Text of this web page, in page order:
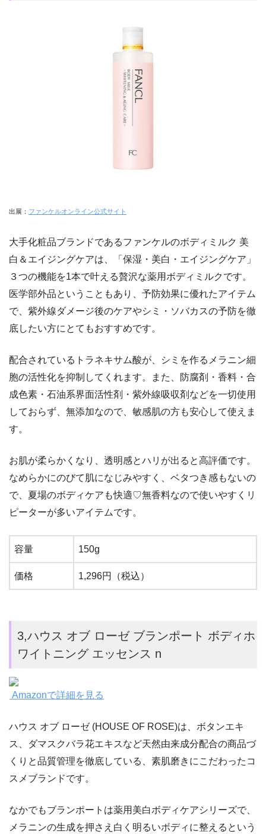
出展： ファンケルオンライン公式サイト
大手化粧品ブランドであるファンケルのボディミルク 美
白＆エイジングケアは、「保湿・美白・エイジングケア」
３つの機能を1本で叶える贅沢な薬用ボディミルクです。
医学部外品ということもあり、予防効果に優れたアイテム
で、紫外線ダメージ後のケアやシミ・ソバカスの予防を徹
底したい方にとてもおすすめです。
配合されているトラネキサム酸が、シミを作るメラニン細
胞の活性化を抑制してくれます。また、防腐剤・香料・合
成色素・石油系界面活性剤・紫外線吸収剤などを一切使用
しておらず、無添加なので、敏感肌の方も安心して使えま
す。
お肌が柔らかくなり、透明感とハリが出ると高評価です。
なめらかにのびて肌になじみやすく、ベタつき感もないの
で、夏場のボディケアも快適♡無香料なので使いやすくリ
ピーターが多いアイテムです。
容量 150g
価格 1,296円（税込）
3,ハウス オブ ローゼ ブランポート ボディホ
ワイトニング エッセンス n
Amazonで詳細を見る
ハウス オブ ローゼ (HOUSE OF ROSE)は、ボタンエキ
ス、ダマスクバラ花エキスなど天然由来成分配合の商品づ
くりと品質管理を徹底している、素肌磨きにこだわったコ
スメブランドです。
なかでもブランポートは薬用美白ボディケアシリーズで、
メラニンの生成を押さえ白く明るいボディに整えるという